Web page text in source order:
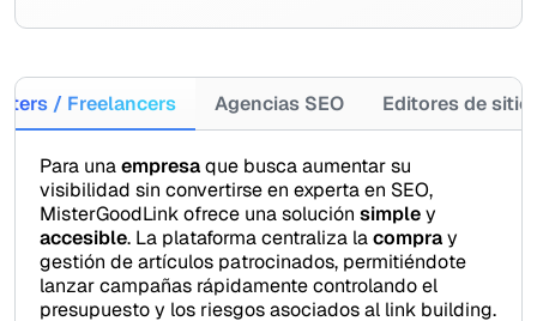
/ Freelancers Agencias SEO Editores de
Para unaempresaque busca aumentar su
visibilidad sin convertirse en experta en SEO,
MisterGoodLink ofrece una solución simpley
accesible. La plataforma centraliza lacompray
gestión de artículos patrocinados, permitiéndote
lanzar campañas rápidamente controlando el
presupuesto y los riesgos asociados al link building.